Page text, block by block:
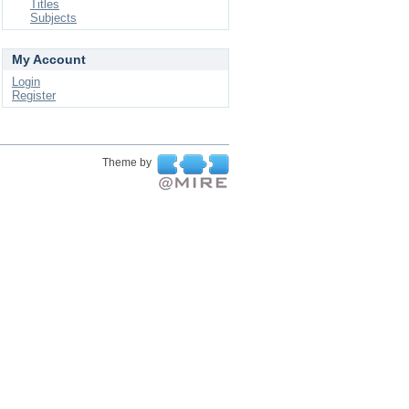
Titles
Subjects
My Account
Login
Register
Theme by